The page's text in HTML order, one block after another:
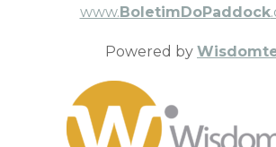
www.BoletimDoPaddock
Powered by